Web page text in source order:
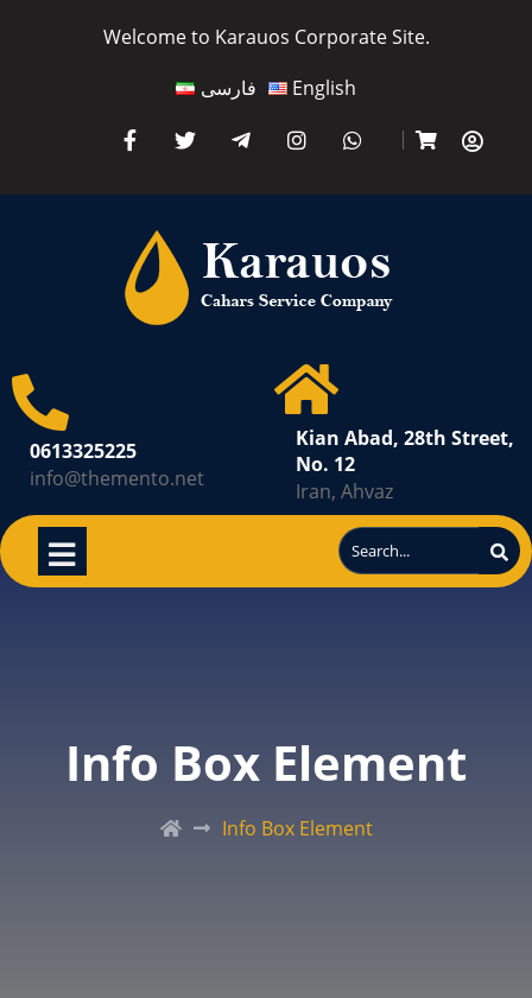
Welcome to Karauos Corporate Site.
فارسی
English
0613325225
info@themento.net
Kian Abad, 28th Street,
No. 12
Iran, Ahvaz
Info Box Element
Info Box Element